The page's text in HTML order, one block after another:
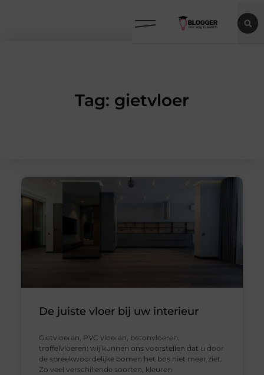
Tag: gietvloer
De juiste vloer bij uw interieur
Gietvloeren, PVC vloeren, betonvloeren,
troffelvloeren: wij kunnen ons voorstellen dat u door
de spreekwoordelijke bomen het bos niet meer ziet.
Zo veel verschillende soorten, kleuren